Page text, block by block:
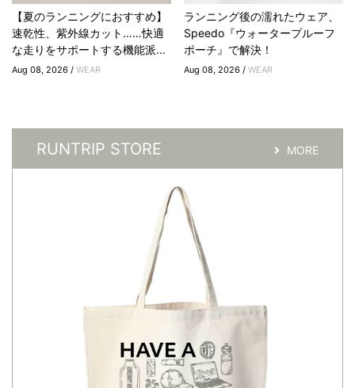
【夏のランニングにおすすめ】
速乾性、紫外線カット……快適
な走りをサポートする機能派...
Aug 08, 2026 / WEAR
ランニング後の濡れたウェア、
Speedo『ウォータープルーフ
ポーチ』で解決！
Aug 08, 2026 /WEAR
RUNTRIP STORE MORE